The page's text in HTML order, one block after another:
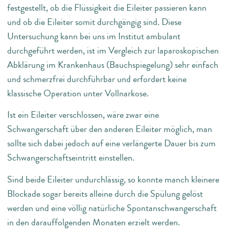
festgestellt, ob die Flüssigkeit die Eileiter passieren kann
und ob die Eileiter somit durchgängig sind. Diese
Untersuchung kann bei uns im Institut ambulant
durchgeführt werden, ist im Vergleich zur laparoskopischen
Abklärung im Krankenhaus (Bauchspiegelung) sehr einfach
und schmerzfrei durchführbar und erfordert keine
klassische Operation unter Vollnarkose.
Ist ein Eileiter verschlossen, wäre zwar eine
Schwangerschaft über den anderen Eileiter möglich, man
sollte sich dabei jedoch auf eine verlängerte Dauer bis zum
Schwangerschaftseintritt einstellen.
Sind beide Eileiter undurchlässig, so konnte manch kleinere
Blockade sogar bereits alleine durch die Spülung gelöst
werden und eine völlig natürliche Spontanschwangerschaft
in den darauffolgenden Monaten erzielt werden.